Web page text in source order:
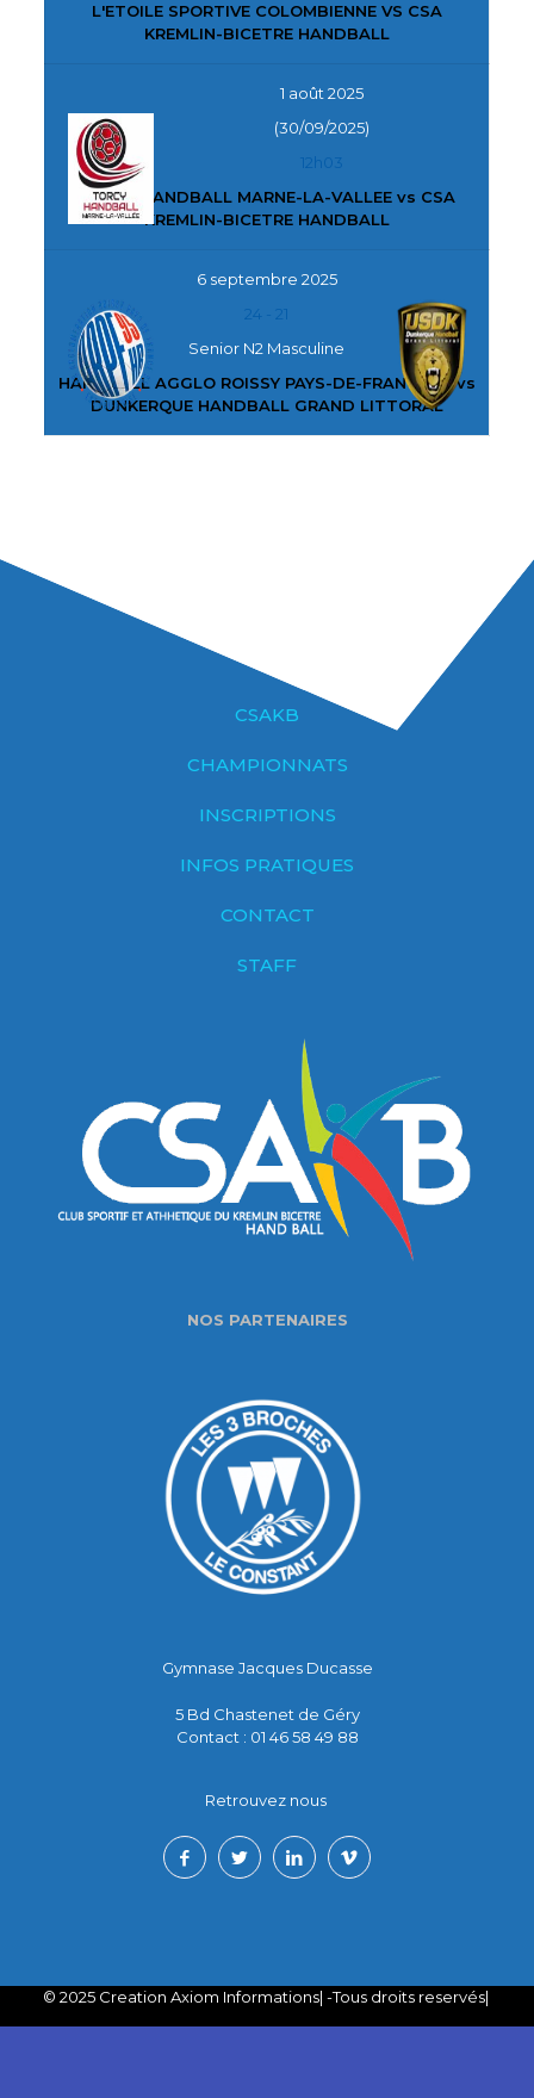
L'ETOILE SPORTIVE COLOMBIENNE VS CSA
KREMLIN-BICETRE HANDBALL
1 août 2025
(30/09/2025)
12h03
TORCY HANDBALL MARNE-LA-VALLEE vs CSA
KREMLIN-BICETRE HANDBALL
6 septembre 2025
24
21
Senior N2 Masculine
HANDBALL AGGLO ROISSY PAYS-DE-FRANCE 95 vs
DUNKERQUE HANDBALL GRAND LITTORAL
CSAKB
CHAMPIONNATS
INSCRIPTIONS
INFOS PRATIQUES
CONTACT
STAFF
NOS PARTENAIRES
Gymnase Jacques Ducasse
5 Bd Chastenet de Géry
Contact : 01 46 58 49 88
Retrouvez nous
© 2025 Creation Axiom Informations| -Tous droits reservés|